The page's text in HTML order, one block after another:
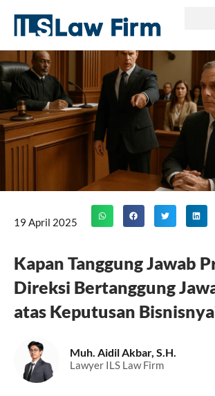
content
19 April 2025
Kapan Tanggung Jawab
Direksi Bertanggung
atas Keputusan
Muh. Aidil Akbar, S.H.
Lawyer ILS Law Firm